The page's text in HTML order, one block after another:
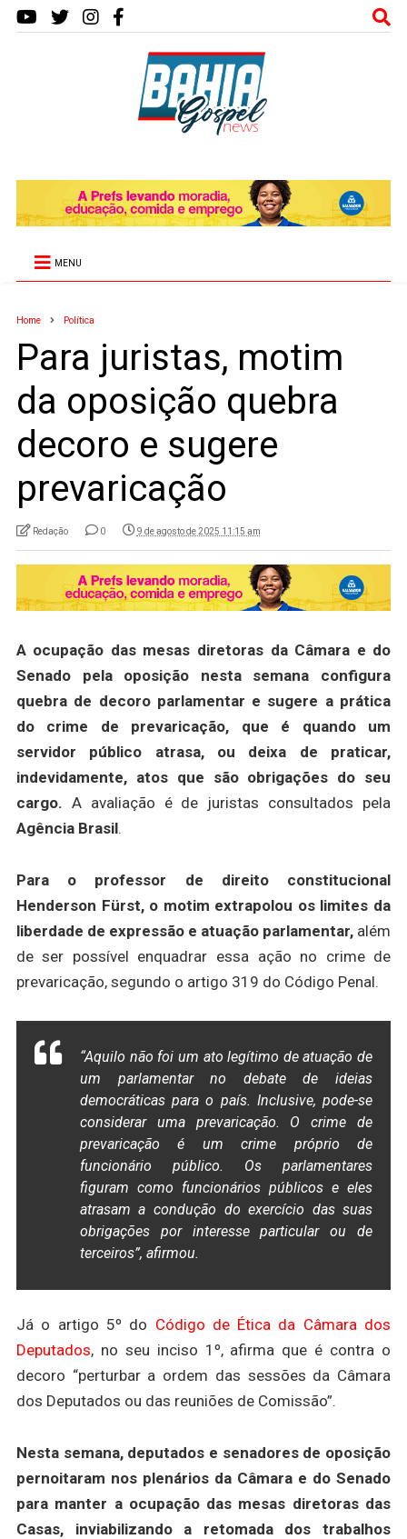
MENU
Home Política
Para juristas, motim
da oposição quebra
decoro e sugere
prevaricação
Redação 0 9 de agosto de 2025 11:15 am
A ocupação das mesas diretoras da Câmara e do
Senado pela oposição nesta semana configura
quebra de decoro parlamentar e sugere a prática
do crime de prevaricação, que é quando um
servidor público atrasa, ou deixa de praticar,
indevidamente, atos que são obrigações do seu
cargo. A avaliação é de juristas consultados pela
Agência Brasil.
Para o professor de direito constitucional
Henderson Fürst, o motim extrapolou os limites da
liberdade de expressão e atuação parlamentar, além
de ser possível enquadrar essa ação no crime de
prevaricação, segundo o artigo 319 do Código Penal.
“Aquilo não foi um ato legítimo de atuação de
um parlamentar no debate de ideias
democráticas para o país. Inclusive, pode-se
considerar uma prevaricação. O crime de
prevaricação é um crime próprio de
funcionário público. Os parlamentares
figuram como funcionários públicos e eles
atrasam a condução do exercício das suas
obrigações por interesse particular ou de
terceiros”, afirmou.
Já o artigo 5º do Código de Ética da Câmara dos
Deputados, no seu inciso 1º, afirma que é contra o
decoro “perturbar a ordem das sessões da Câmara
dos Deputados ou das reuniões de Comissão”.
Nesta semana, deputados e senadores de oposição
pernoitaram nos plenários da Câmara e do Senado
para manter a ocupação das mesas diretoras das
Casas, inviabilizando a retomada dos trabalhos